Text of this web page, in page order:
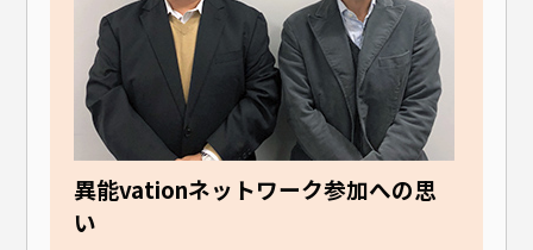
異能vationネットワーク参加への思
い